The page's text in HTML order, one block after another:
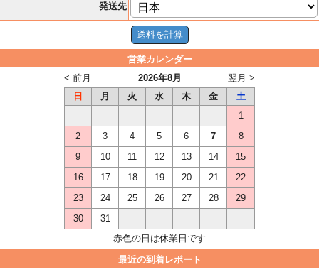
発送先
営業カレンダー
2026年8月
< 前月
翌月 >
日
月 火 水 木 金
土
1
2
3 4 5 6 7
8
9
10 11 12 13 14
15
16
17 18 19 20 21
22
23
24 25 26 27 28
29
30
31
赤色の日は休業日です
最近の到着レポート